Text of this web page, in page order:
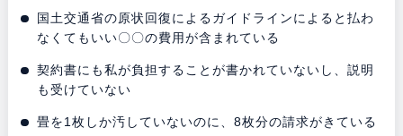
国土交通省の原状回復によるガイドラインによると払わ
なくてもいい〇〇の費用が含まれている
契約書にも私が負担することが書かれていないし、説明
も受けていない
畳を1枚しか汚していないのに、8枚分の請求がきている